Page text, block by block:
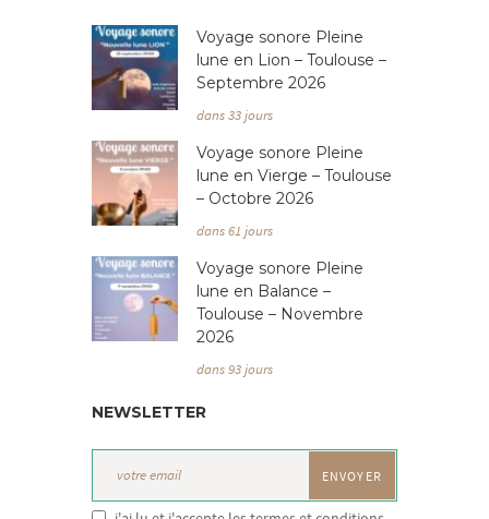
Voyage sonore Pleine
lune en Lion – Toulouse –
Septembre 2026
dans 33 jours
Voyage sonore Pleine
lune en Vierge – Toulouse
– Octobre 2026
dans 61 jours
Voyage sonore Pleine
lune en Balance –
Toulouse – Novembre
2026
dans 93 jours
NEWSLETTER